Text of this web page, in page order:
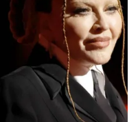
роль в том,
нее без памяти.